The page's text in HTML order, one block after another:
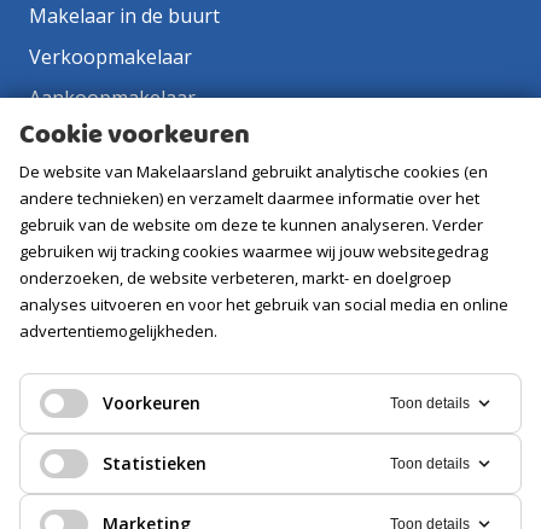
Makelaar in de buurt
Verkoopmakelaar
Aankoopmakelaar
Contact
Vacatures
Volg ons
Cookie voorkeuren
De website van Makelaarsland gebruikt analytische cookies (en
andere technieken) en verzamelt daarmee informatie over het
gebruik van de website om deze te kunnen analyseren. Verder
gebruiken wij tracking cookies waarmee wij jouw websitegedrag
onderzoeken, de website verbeteren, markt- en doelgroep
analyses uitvoeren en voor het gebruik van social media en online
advertentiemogelijkheden.
Voorkeuren Toon details
Statistieken Toon details
Marketing Toon details